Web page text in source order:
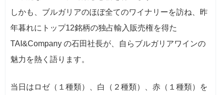
しかも、ブルガリアのほぼ全てのワイナリーを訪ね、昨
年暮れにトップ12銘柄の独占輸入販売権を得た
TAI&Company の石田社長が、自らブルガリアワインの
魅力を熱く語ります。
当日はロゼ（１種類）、白（２種類）、赤（１種類）を